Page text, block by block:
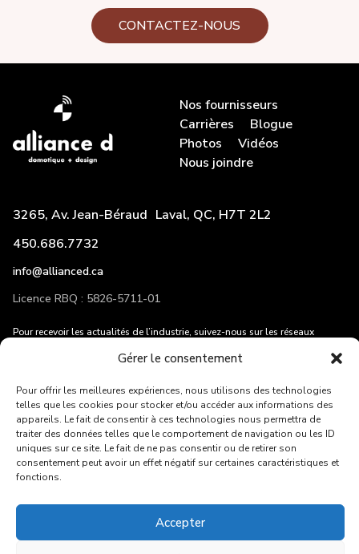
Gérer le consentement
Pour offrir les meilleures expériences, nous utilisons des technologies
telles que les cookies pour stocker et/ou accéder aux informations des
appareils. Le fait de consentir à ces technologies nous permettra de
traiter des données telles que le comportement de navigation ou les ID
uniques sur ce site. Le fait de ne pas consentir ou de retirer son
consentement peut avoir un effet négatif sur certaines caractéristiques et
fonctions.
Accepter
CONTACTEZ-NOUS
Nos fournisseurs
Carrières
Blogue
Photos
Vidéos
Nous joindre
3265, Av. Jean-Béraud Laval, QC, H7T 2L2
450.686.7732
info@allianced.ca
Licence RBQ : 5826-5711-01
Pour recevoir les actualités de l’industrie, suivez-nous sur les réseaux
ENVOYER